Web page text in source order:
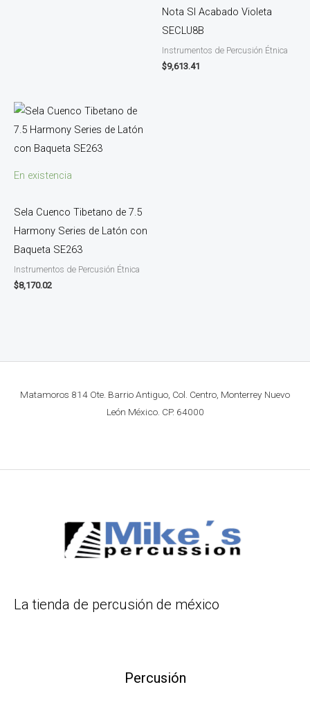
Nota SI Acabado Violeta
SECLU8B
Instrumentos de Percusión Étnica
$9,613.41
En existencia
Sela Cuenco Tibetano de 7.5
Harmony Series de Latón con
Baqueta SE263
Instrumentos de Percusión Étnica
$8,170.02
Matamoros 814 Ote. Barrio Antiguo, Col. Centro, Monterrey Nuevo
León México. CP. 64000
La tienda de percusión de méxico
Percusión